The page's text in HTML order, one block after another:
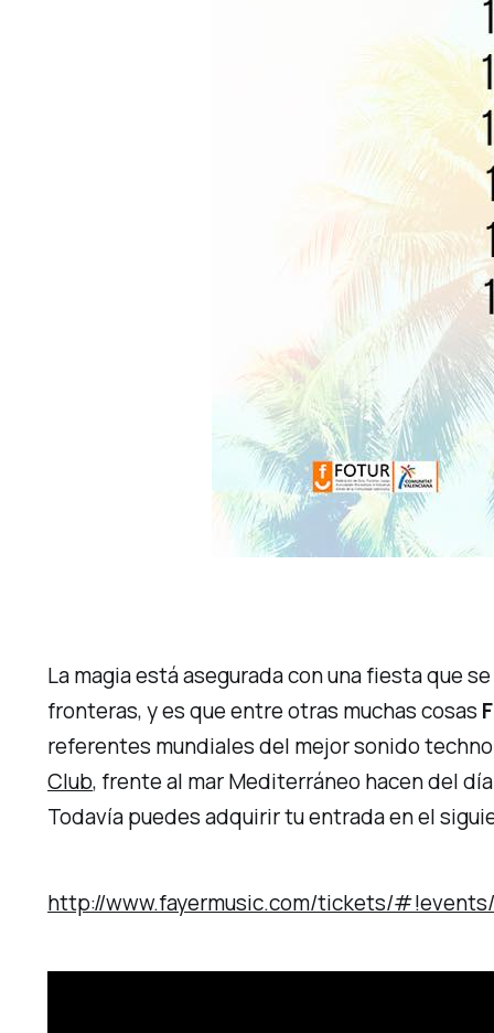
La magia está asegurada con una fiesta que
fronteras, y es que entre otras muchas cosas
referentes mundiales del mejor sonidotechno
Club, frente al mar Mediterráneo hacen del
Todavía puedes adquirir tu entrada en el
http://www.fayermusic.com/tickets/